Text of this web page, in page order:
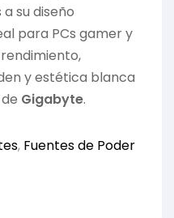
su diseño
para PCs gamer y
y estética blanca
Gigabyte.
, Fuentes de Poder